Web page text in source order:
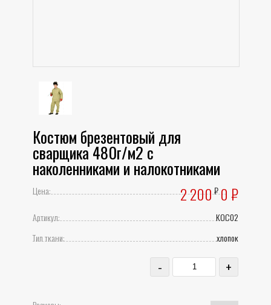
Костюм брезентовый для
сварщика 480г/м2 с
наколенниками и налокотниками
Цена: 2 200₽0₽
Артикул:
КОС02
Тип ткани:
хлопок
- +